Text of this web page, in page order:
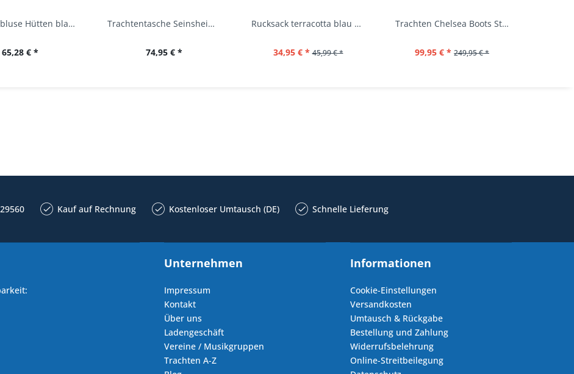
Trachtenbluse Hütten blau 7/8 Arm OS Trachten
65,28 € *
Trachtentasche Seinsheim lachs rosa Werner...
74,95 € *
Rucksack terracotta blau navy Mi-Pac...
34,95 € * 45,99 € *
Trachten Chelsea Boots Stiefel Fürstenstein...
99,95 € * 249,95 € *
Kauf auf Rechnung Kostenloser Umtausch (DE) Schnelle Lieferung
Unternehmen
Impressum
Kontakt
Über uns
Ladengeschäft
Vereine / Musikgruppen
Trachten A-Z
Informationen
Cookie-Einstellungen
Versandkosten
Umtausch & Rückgabe
Bestellung und Zahlung
Widerrufsbelehrung
Online-Streitbeilegung